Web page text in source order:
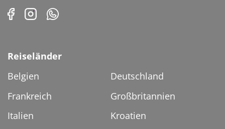
Reiseländer
Belgien
Deutschland
Frankreich
Großbritannien
Italien
Kroatien